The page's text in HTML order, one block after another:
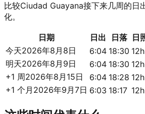
比较Ciudad Guayana接下来几周的日
化。
日期 日出 日落
日
今天2026年8月8日 6:04 18:30
明天2026年8月9日 6:04 18:30
+1 周2026年8月15日 6:04 18:28
+1 个月 2026年9月7日 6:03 18:17